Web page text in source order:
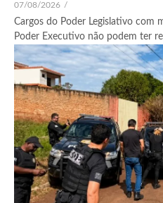
07/08/2026 /
Cargos do Poder Legislativo com
Poder Executivo não podem ter